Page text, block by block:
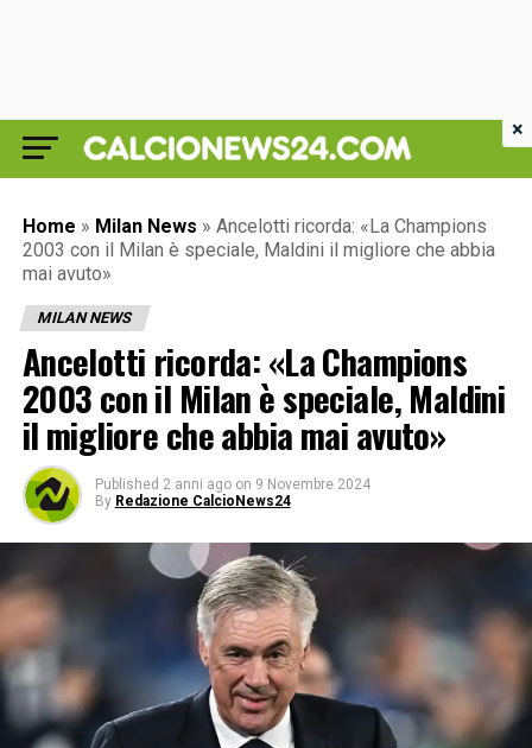
Home » Milan News » Ancelotti ricorda: «La Champions
2003 con il Milan è speciale, Maldini il migliore che abbia
mai avuto»
MILAN NEWS
Ancelotti ricorda: «La Champions
2003 con il Milan è speciale, Maldini
il migliore che abbia mai avuto»
Published 2 anni ago on 9 Novembre 2024
By Redazione CalcioNews24
×